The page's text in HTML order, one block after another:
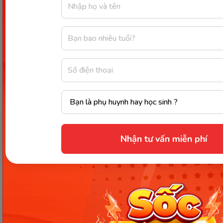
Nhận tư vấn miễn phí
GnRH. Đây là hormone kích thích sự trưởng thành
của buồng trứng, dẫn đến việc có kinh nguyệt trở
lại sau sinh. Với cơ chế này, nhiều mẹ cho rằng chỉ
cần cho con bú thì sẽ lâu có kinh nguyệt, giúp
tránh thai hiệu quả.
Tuy nhiên, xác suất phụ nữ có thai khi áp dụng biện
pháp phòng tránh vô kinh cũng cực kỳ cao. Ngay cả
khi chưa có kinh nguyệt trở lại, mẹ vẫn có thể mang
đầu. Vì thế nên, đây chỉ là phương pháp tránh thai
mang tính chất tương đối.